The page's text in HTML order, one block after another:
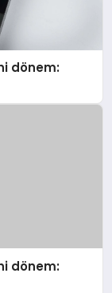
dönem:
dönem: